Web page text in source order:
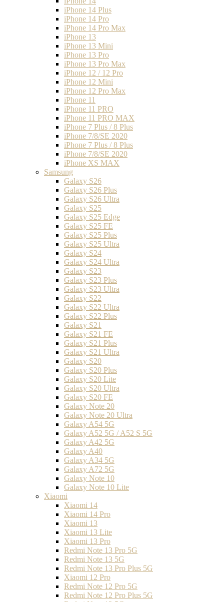
iPhone 14 Plus
iPhone 14 Pro
iPhone 14 Pro Max
iPhone 13
iPhone 13 Mini
iPhone 13 Pro
iPhone 13 Pro Max
iPhone 12 / 12 Pro
iPhone 12 Mini
iPhone 12 Pro Max
iPhone 11
iPhone 11 PRO
iPhone 11 PRO MAX
iPhone 7 Plus / 8 Plus
iPhone 7/8/SE 2020
iPhone 7 Plus / 8 Plus
iPhone 7/8/SE 2020
iPhone XS MAX
Samsung
Galaxy S26
Galaxy S26 Plus
Galaxy S26 Ultra
Galaxy S25
Galaxy S25 Edge
Galaxy S25 FE
Galaxy S25 Plus
Galaxy S25 Ultra
Galaxy S24
Galaxy S24 Ultra
Galaxy S23
Galaxy S23 Plus
Galaxy S23 Ultra
Galaxy S22
Galaxy S22 Ultra
Galaxy S22 Plus
Galaxy S21
Galaxy S21 FE
Galaxy S21 Plus
Galaxy S21 Ultra
Galaxy S20
Galaxy S20 Plus
Galaxy S20 Lite
Galaxy S20 Ultra
Galaxy S20 FE
Galaxy Note 20
Galaxy Note 20 Ultra
Galaxy A54 5G
Galaxy A52 5G / A52 S 5G
Galaxy A42 5G
Galaxy A40
Galaxy A34 5G
Galaxy A72 5G
Galaxy Note 10
Galaxy Note 10 Lite
Xiaomi
Xiaomi 14
Xiaomi 14 Pro
Xiaomi 13
Xiaomi 13 Lite
Xiaomi 13 Pro
Redmi Note 13 Pro 5G
Redmi Note 13 5G
Redmi Note 13 Pro Plus 5G
Xiaomi 12 Pro
Redmi Note 12 Pro 5G
Redmi Note 12 Pro Plus 5G